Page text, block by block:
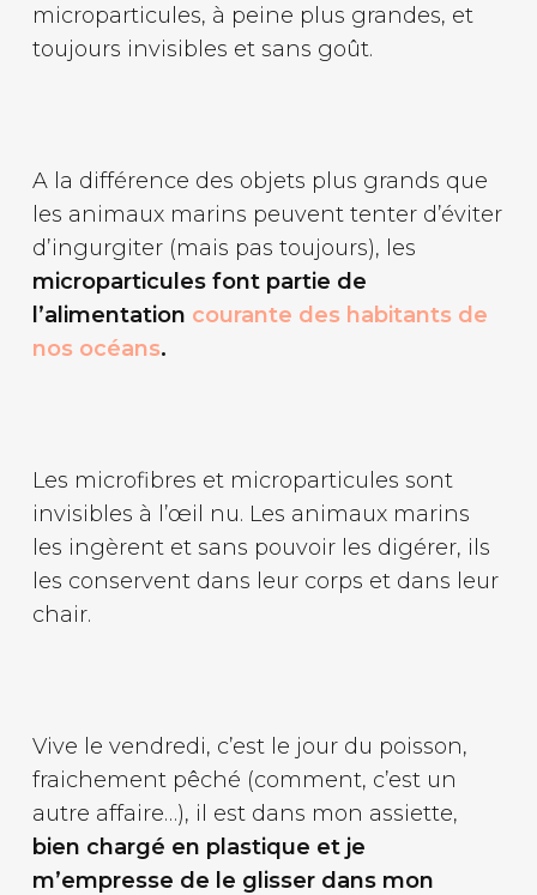
microparticules, à peine plus grandes, et
toujours invisibles et sans goût.
A la différence des objets plus grands que
les animaux marins peuvent tenter d’éviter
d’ingurgiter (mais pas toujours), les
microparticules font partie de
l’alimentation courante des habitants de
nos océans.
Les microfibres et microparticules sont
invisibles à l’œil nu. Les animaux marins
les ingèrent et sans pouvoir les digérer, ils
les conservent dans leur corps et dans leur
chair.
Vive le vendredi, c’est le jour du poisson,
fraichement pêché (comment, c’est un
autre affaire…), il est dans mon assiette,
bien chargé en plastique et je
m’empresse de le glisser dans mon